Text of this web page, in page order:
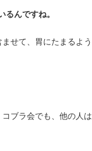
んですね。
せて、胃にたまるよう
ブラ会でも、他の人は